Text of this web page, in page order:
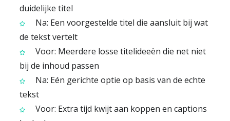
duidelijke titel
Na: Een voorgestelde titel die aansluit bij wat
de tekst vertelt
Voor: Meerdere losse titelideeën die net niet
bij de inhoud passen
Na: Eén gerichte optie op basis van de echte
tekst
Voor: Extra tijd kwijt aan koppen en captions